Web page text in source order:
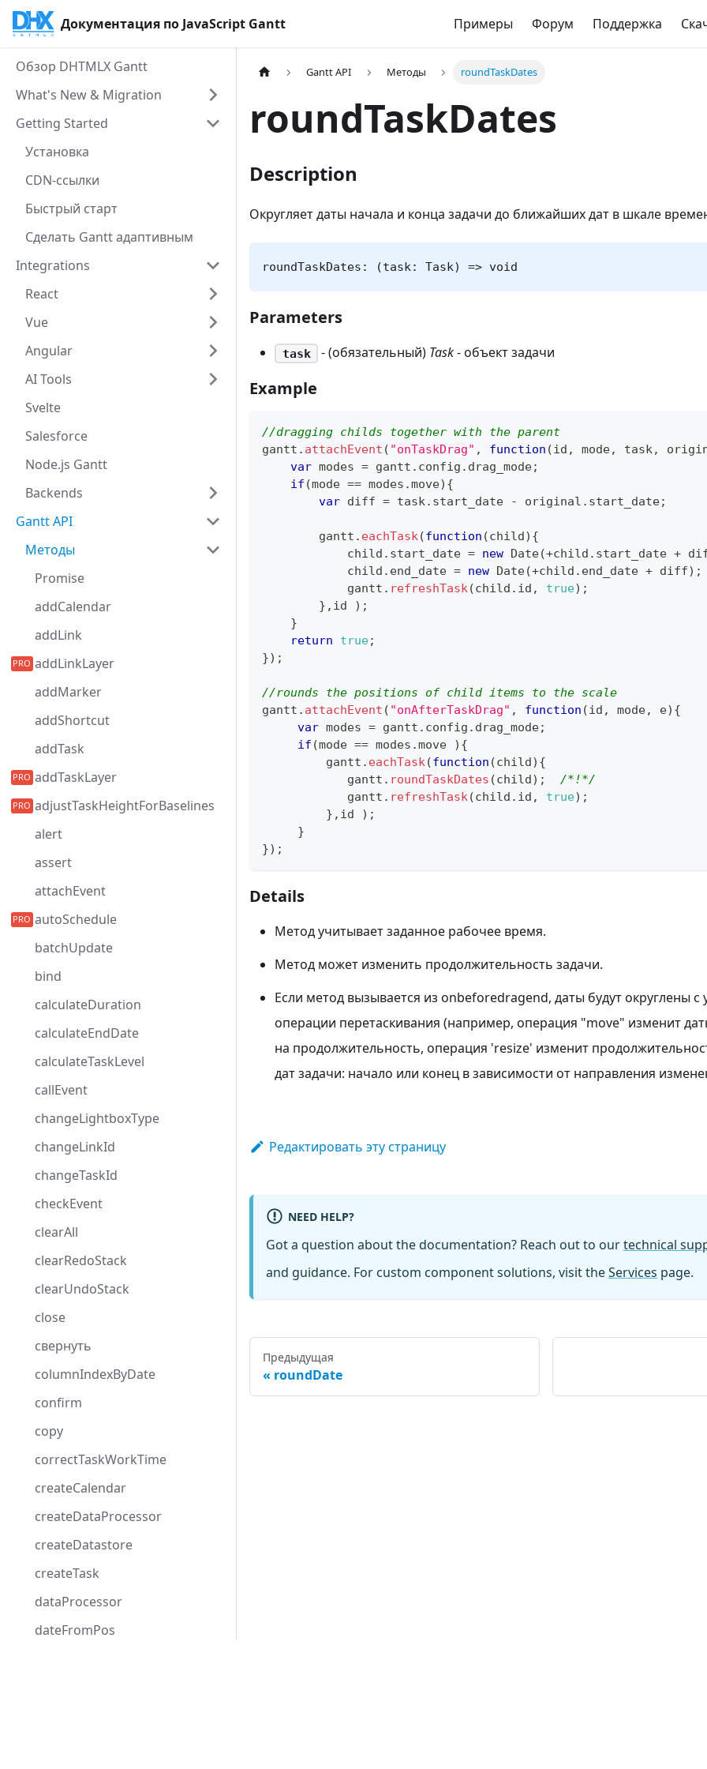
Документация по JavaScript Gantt Примеры Форум Поддержка
Обзор DHTMLX Gantt
What's New & Migration
Getting Started
Установка
CDN-ссылки
Быстрый старт
Сделать Gantt адаптивным
Integrations
React
Vue
Angular
AI Tools
Svelte
Salesforce
Node.js Gantt
Backends
Gantt API
Методы
Promise
addCalendar
addLink
addLinkLayer
addMarker
addShortcut
addTask
addTaskLayer
adjustTaskHeightForBaselines
alert
assert
attachEvent
autoSchedule
batchUpdate
bind
calculateDuration
calculateEndDate
calculateTaskLevel
callEvent
changeLightboxType
changeLinkId
changeTaskId
checkEvent
clearAll
clearRedoStack
clearUndoStack
close
свернуть
columnIndexByDate
confirm
copy
correctTaskWorkTime
createCalendar
createDataProcessor
createDatastore
createTask
dataProcessor
dateFromPos
Gantt API Методы roundTaskDates
roundTaskDates
Description
Округляет даты начала и конца задачи до ближайших дат в шкале
roundTaskDates: (task: Task) => void
Parameters
task - (обязательный) Task- объект задачи
Example
//dragging childs together with the parent
gantt . attachEvent ( "onTaskDrag" , function (id , mode, task,
var modes = gantt . config . drag_mode;
if (mode == modes .move) {
var diff = task. start_date - original . start_date;
        gantt
. eachTask(function (child) {
            child
. start_date = new Date(+child . start_date +
            child
. end_date = new Date(+child . end_date + diff) ;
            gantt
. refreshTask(child . id , true) ;
} , id ) ;
}
return
true;
}) ;
//rounds the positions of child items to the scale
gantt . attachEvent ( "onAfterTaskDrag" , function (id , mode, e) {
var modes = gantt . config . drag_mode;
if (mode == modes .move ) {
         gantt
. eachTask(function (child) {
            gantt
. roundTaskDates (child) ;
/*!*/
            gantt
. refreshTask(child . id , true) ;
} , id ) ;
}
}) ;
Details
Метод учитывает заданное рабочее время.
Метод может изменить продолжительность задачи.
Если метод вызывается из onbeforedragend, даты будут округлены с
операции перетаскивания (например, операция "move" изменит
на продолжительность, операция 'resize' изменит
дат задачи: начало или конец в зависимости от направления
Редактировать эту страницу
NEED HELP?
Got a question about the documentation? Reach out to ourtechnical
and guidance. For custom component solutions, visit theServices page.
Предыдущая
roundDate